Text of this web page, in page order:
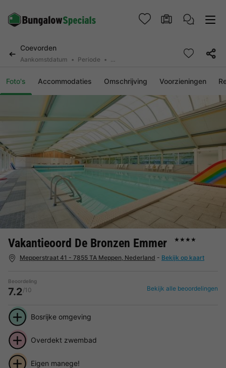
Coevorden
Aankomstdatum Periode 2 personen, 0 huisdier
Foto's Accommodaties Omschrijving Voorzieningen
Vakantieoord De Bronzen Emmer ★★★★
Mepperstraat 41 - 7855 TA Meppen, Nederland - Bekijk op kaart
Beoordeling
7.2/10 Bekijk alle beoordelingen
Bosrijke omgeving
Overdekt zwembad
Eigen manege!